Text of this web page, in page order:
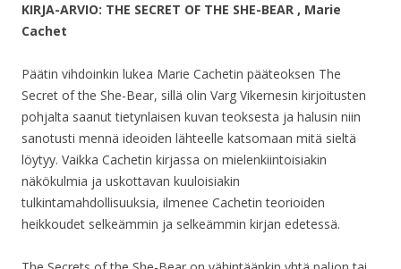
KIRJA-ARVIO: THE SECRET OF THE SHE-BEAR , Marie
Cachet
Päätin vihdoinkin lukea Marie Cachetin pääteoksen The
Secret of the She-Bear, sillä olin Varg Vikernesin kirjoitusten
pohjalta saanut tietynlaisen kuvan teoksesta ja halusin niin
sanotusti mennä ideoiden lähteelle katsomaan mitä sieltä
löytyy. Vaikka Cachetin kirjassa on mielenkiintoisiakin
näkökulmia ja uskottavan kuuloisiakin
tulkintamahdollisuuksia, ilmenee Cachetin teorioiden
heikkoudet selkeämmin ja selkeämmin kirjan edetessä.